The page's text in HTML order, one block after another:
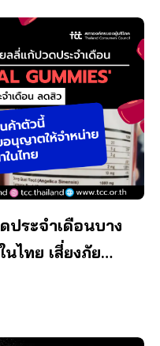
ประจำเดือนบาง
ไทย เสี่ยงภัย